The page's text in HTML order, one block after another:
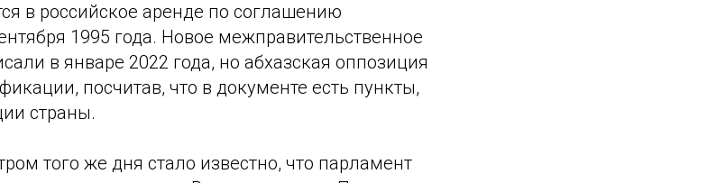
в российское аренде по соглашению
1995 года. Новое межправительственное
в январе 2022 года, но абхазская оппозиция
посчитав, что в документе есть пункты,
страны.
того же дня стало известно, что парламент